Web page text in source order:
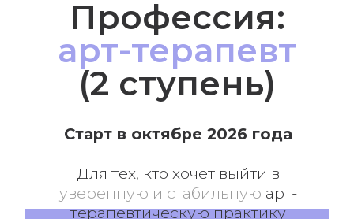
Забронировать место
Старт в октябре 2026 года
Для тех, кто хочет выйти в
уверенную и стабильнуюарт-
терапевтическую практику
С этого обучения вы сможете
получитьналоговый вычет 13%!